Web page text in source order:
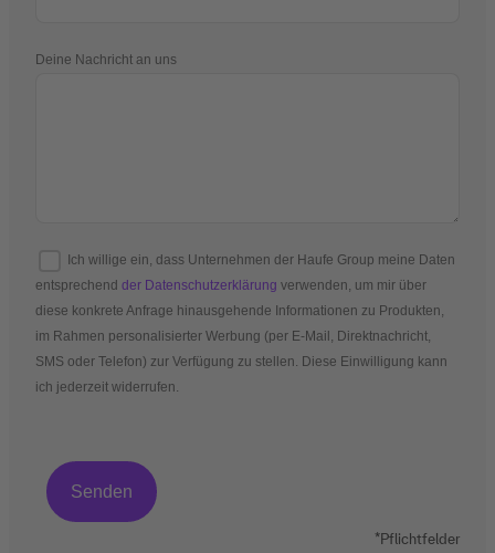
Deine Nachricht an uns
Ich willige ein, dass Unternehmen der Haufe Group meine Daten
entsprechend der Datenschutzerklärung verwenden, um mir über
diese konkrete Anfrage hinausgehende Informationen zu Produkten,
im Rahmen personalisierter Werbung (per E-Mail, Direktnachricht,
SMS oder Telefon) zur Verfügung zu stellen. Diese Einwilligung kann
ich jederzeit widerrufen.
*Pflichtfelder